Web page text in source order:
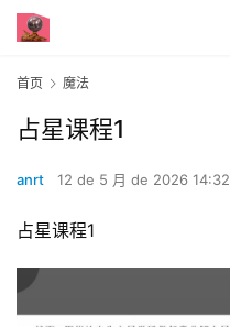
首页 魔法
占星课程1
anrt 12 de 5 月 de 2026 14:32
占星课程1